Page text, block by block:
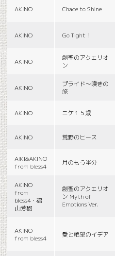
AKINO Chace to Shine
AKINO Go Tight！
AKINO
創聖のアクエリオ
ン
AKINO
プライド〜嘆きの
旅
AKINO ニケ１５歳
AKINO 荒野のヒース
AIKI&AKINO
from bless4
月のもう半分
AKINO
from
bless4・福
山芳樹
創聖のアクエリオ
ン Myth of
Emotions Ver.
AKINO
from bless4
愛と絶望のイデア